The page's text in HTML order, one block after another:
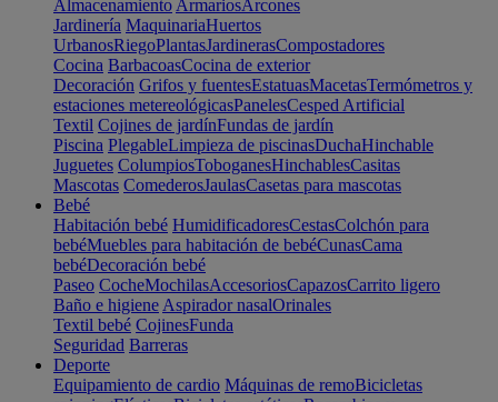
Almacenamiento ArmariosArcones
Jardinería MaquinariaHuertos
UrbanosRiegoPlantasJardinerasCompostadores
Cocina BarbacoasCocina de exterior
Decoración Grifos y fuentesEstatuasMacetasTermómetros y
estaciones metereológicasPanelesCesped Artificial
Textil Cojines de jardínFundas de jardín
Piscina PlegableLimpieza de piscinasDuchaHinchable
Juguetes ColumpiosToboganesHinchablesCasitas
Mascotas ComederosJaulasCasetas para mascotas
Bebé
Habitación bebé HumidificadoresCestasColchón para
bebéMuebles para habitación de bebéCunasCama
bebéDecoración bebé
Paseo CocheMochilasAccesoriosCapazosCarrito ligero
Baño e higiene Aspirador nasalOrinales
Textil bebé CojinesFunda
Seguridad Barreras
Deporte
Equipamiento de cardio Máquinas de remoBicicletas